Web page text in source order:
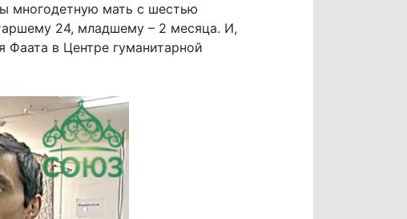
многодетную мать с шестью
24, младшему – 2 месяца. И,
Фаата в Центре гуманитарной